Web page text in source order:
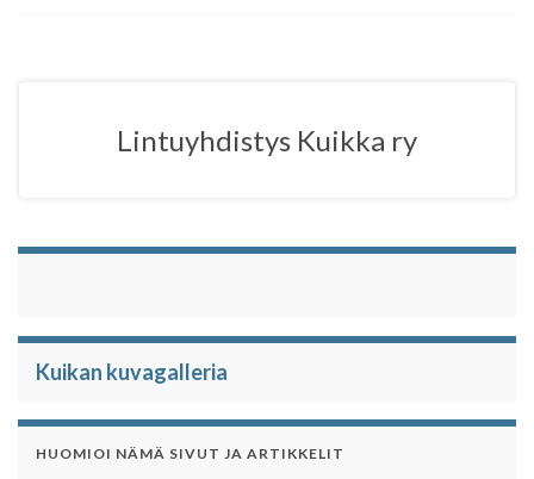
p
Lintuyhdistys Kuikka ry
Kuikan kuvagalleria
HUOMIOI NÄMÄ SIVUT JA ARTIKKELIT